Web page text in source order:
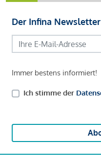
Der Infina Newsletter
Immer bestens informiert!
Ich stimme der